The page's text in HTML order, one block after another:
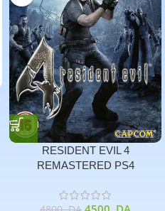
RESIDENT EVIL 4
REMASTERED PS4